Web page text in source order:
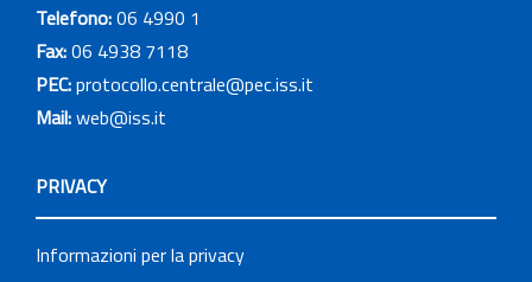
Telefono:06 4990 1
Fax:06 4938 7118
PEC:protocollo.centrale@pec.iss.it
Mail:web@iss.it
PRIVACY
Informazioni per la privacy